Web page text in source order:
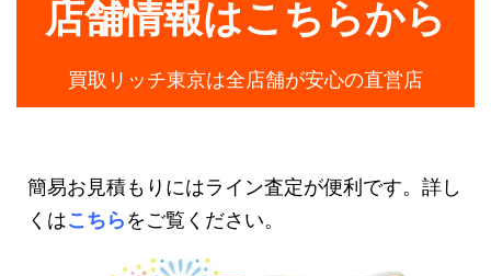
店舗情報はこちらから
買取リッチ東京は全店舗が安心の直営店
簡易お見積もりにはライン査定が便利です。詳し
くはこちらをご覧ください。